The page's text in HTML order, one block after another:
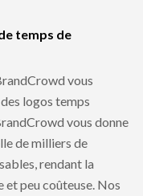
temps de
vous
logos temps
vous donne
de milliers de
rendant la
peu coûteuse. Nos